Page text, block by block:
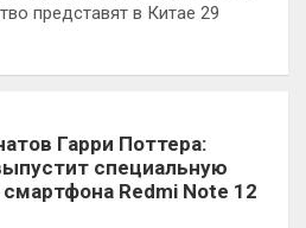
представят в Китае 29
Гарри Поттера:
специальную
Redmi Note 12